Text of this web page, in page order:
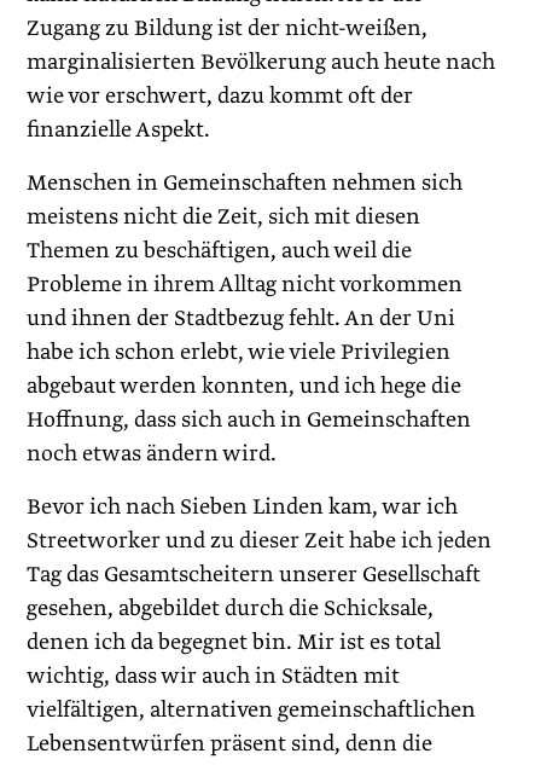
Zugang zu Bildung ist der nicht-weißen,
marginalisierten Bevölkerung auch heute nach
wie vor erschwert, dazu kommt oft der
finanzielle Aspekt.
Menschen in Gemeinschaften nehmen sich
meistens nicht die Zeit, sich mit diesen
Themen zu beschäftigen, auch weil die
Probleme in ihrem Alltag nicht vorkommen
und ihnen der Stadtbezug fehlt. An der Uni
habe ich schon erlebt, wie viele Privilegien
abgebaut werden konnten, und ich hege die
Hoffnung, dass sich auch in Gemeinschaften
noch etwas ändern wird.
Bevor ich nach Sieben Linden kam, war ich
Streetworker und zu dieser Zeit habe ich jeden
Tag das Gesamtscheitern unserer Gesellschaft
gesehen, abgebildet durch die Schicksale,
denen ich da begegnet bin. Mir ist es total
wichtig, dass wir auch in Städten mit
vielfältigen, alternativen gemeinschaftlichen
Lebensentwürfen präsent sind, denn die